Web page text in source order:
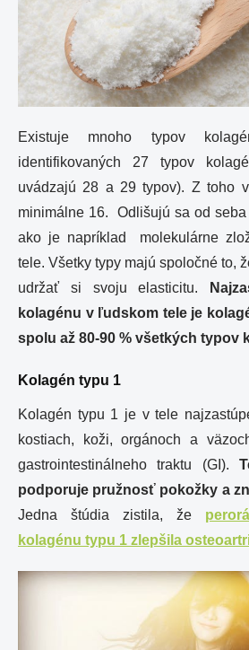
Existuje mnoho typov
identifikovaných 27 typov
uvádzajú 28 a 29 typov). Z toho
minimálne 16. Odlišujú sa od seba
ako je napríklad molekulárne
tele. Všetky typy majú spoločné to,
udržať si svoju elasticitu.
kolagénu v ľudskom tele je
spolu až 80-90 % všetkých typov
Kolagén typu 1
Kolagén typu 1 je v tele
kostiach, koži, orgánoch a
gastrointestinálneho traktu (GI).
podporuje pružnosť pokožky a
Jedna štúdia zistila, že
kolagénu typu 1 zlepšila